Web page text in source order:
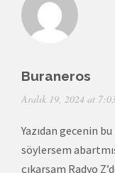
Buraneros
Aralık 19, 2024 at
Yazıdan gecenin
söylersem
çıkarsam Radyo